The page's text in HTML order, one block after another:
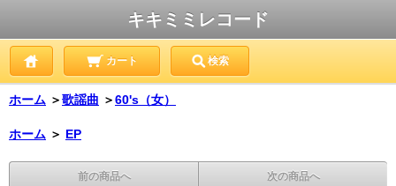
キキミミレコード
カート 検索
ホーム ＞歌謡曲 ＞60's（女）
ホーム ＞ EP
前の商品へ 次の商品へ